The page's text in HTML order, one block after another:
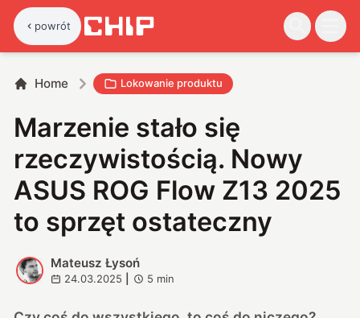
powrót
Home Lokowanie produktu
Marzenie stało się
rzeczywistością. Nowy
ASUS ROG Flow Z13 2025
to sprzęt ostateczny
M
Mateusz Łysoń
24.03.2025 5 min